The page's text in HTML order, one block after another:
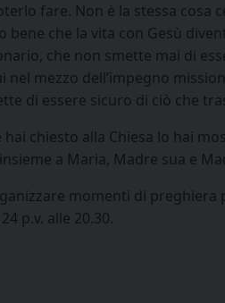
fare. Non è la stessa cosa
che la vita con Gesù
che non smette mai di
nel mezzo dell’impegno
di essere sicuro di ciò che
hai chiesto alla Chiesa lo hai
a Maria, Madre sua e
momenti di
p.v. alle 20.30.